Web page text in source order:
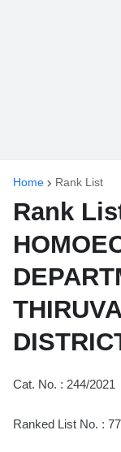
Home Rank List
Rank
Cat. No. : 244/2021
Ranked List No. :